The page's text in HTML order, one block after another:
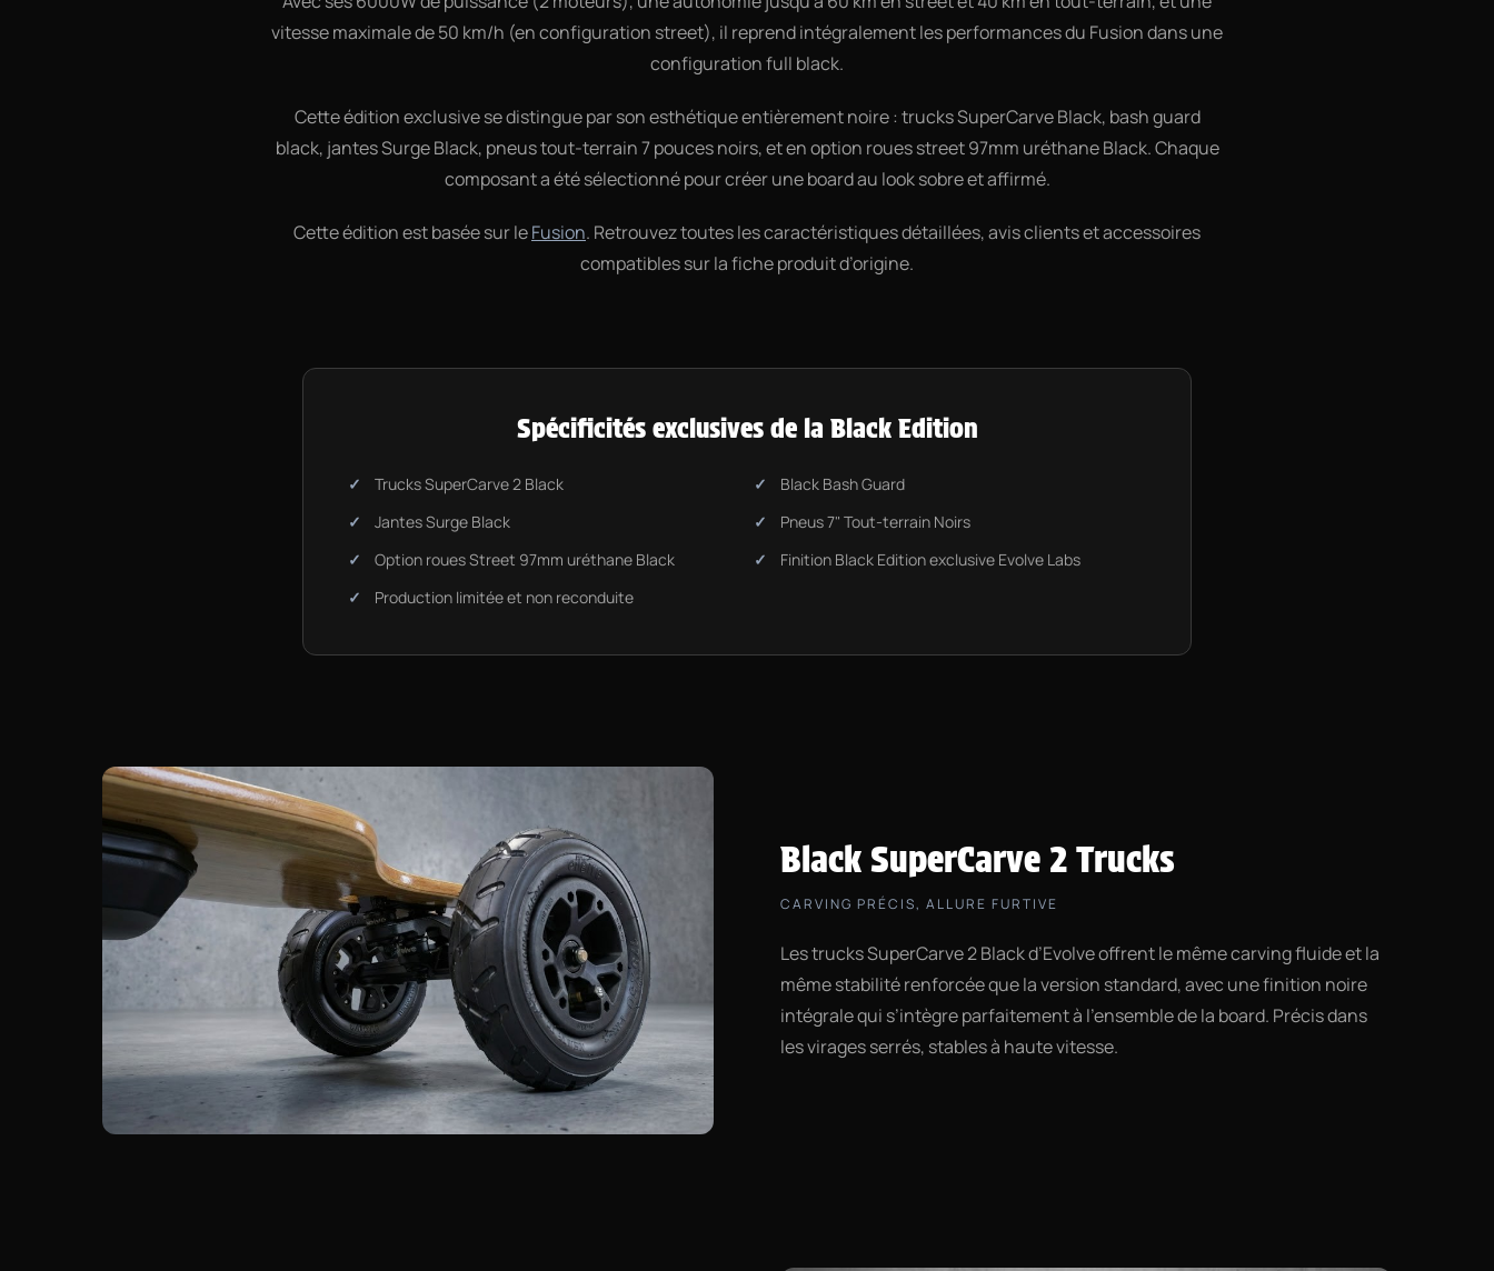
vitesse maximale de 50 km/h (en configuration street), il reprend intégralement les performances du Fusion dans une
configuration full black.
Cette édition exclusive se distingue par son esthétique entièrement noire : trucks SuperCarve Black, bash guard
black, jantes Surge Black, pneus tout-terrain 7 pouces noirs, et en option roues street 97mm uréthane Black. Chaque
composant a été sélectionné pour créer une board au look sobre et affirmé.
Cette édition est basée sur leFusion. Retrouvez toutes les caractéristiques détaillées, avis clients et accessoires
compatibles sur la fiche produit d’origine.
Spécificités exclusives de la Black Edition
Trucks SuperCarve 2 Black
Black Bash Guard
Jantes Surge Black
Pneus 7" Tout-terrain Noirs
Option roues Street 97mm uréthane Black
Finition Black Edition exclusive Evolve Labs
Production limitée et non reconduite
Black SuperCarve 2 Trucks
CARVING PRÉCIS, ALLURE FURTIVE
Les trucks SuperCarve 2 Black d’Evolve offrent le même carving fluide et la
même stabilité renforcée que la version standard, avec une finition noire
intégrale qui s’intègre parfaitement à l’ensemble de la board. Précis dans
les virages serrés, stables à haute vitesse.